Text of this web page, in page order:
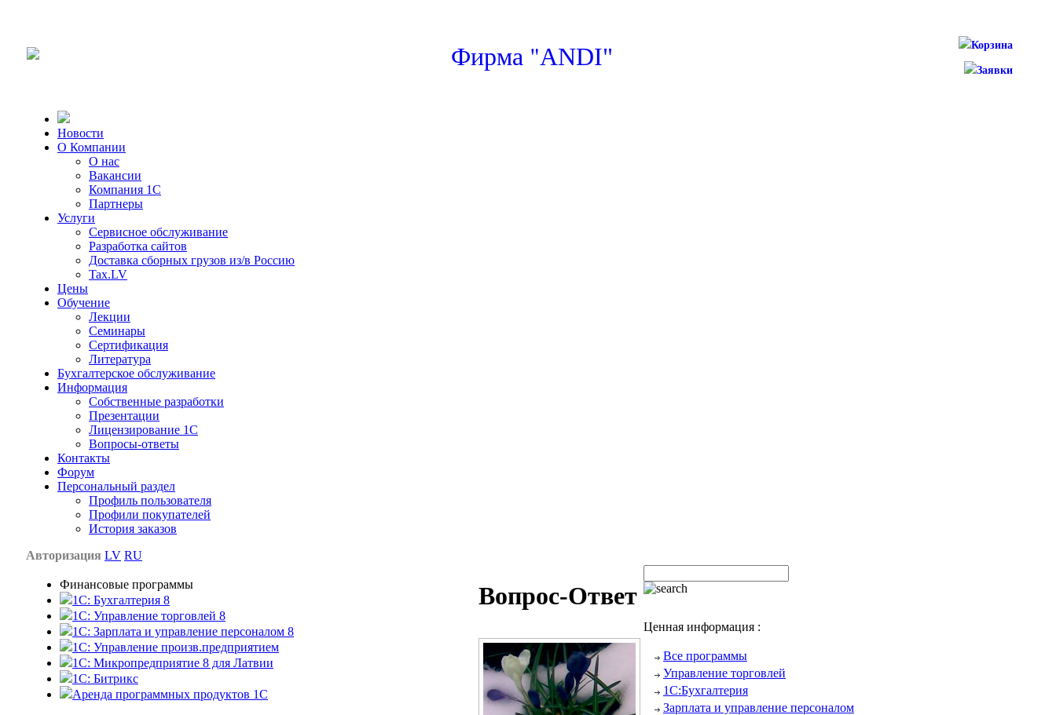
Фирма "ANDI" Корзина
Заявки
Новости
О Компании
О нас
Вакансии
Компания 1С
Партнеры
Услуги
Сервисное обслуживание
Разработка сайтов
Доставка сборных грузов из/в Россию
Tax.LV
Цены
Обучение
Лекции
Семинары
Сертификация
Литература
Бухгалтерское обслуживание
Информация
Собственные разработки
Презентации
Лицензирование 1С
Вопросы-ответы
Контакты
Форум
Персональный раздел
Профиль пользователя
Профили покупателей
История заказов
Авторизация LV RU
Финансовые программы
1С: Бухгалтерия 8
1C: Управление торговлей 8
1C: Зарплата и управление персоналом 8
1C: Управление произв.предприятием
1С: Микропредприятие 8 для Латвии
1C: Битрикс
Аренда программных продуктов 1С
Вопрос-Ответ
Ценная информация :
Все программы
Управление торговлей
1С:Бухгалтерия
Зарплата и управление персоналом